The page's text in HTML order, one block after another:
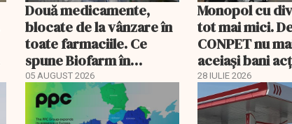
Două medicamente,
blocate de la vânzare în
toate farmaciile. Ce
spune Biofarm în
documentul trimis BVB
05 AUGUST 2026
Monopol cu
tot mai mici.
CONPET nu
aceiași bani
28 IULIE 2026